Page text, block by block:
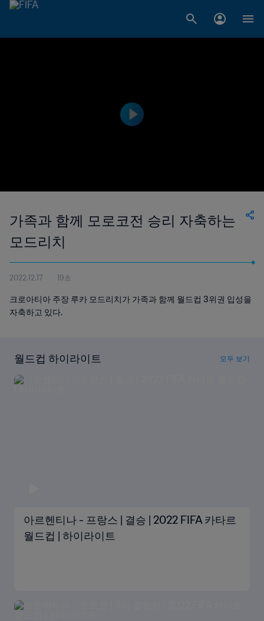
가족과 함께 모로코전 승리 자축하는
모드리치
2022.12.17 19초
크로아티아 주장 루카 모드리치가 가족과 함께 월드컵 3위권 입성을
자축하고 있다.
월드컵 하이라이트 모두 보기
아르헨티나 - 프랑스 | 결승 | 2022 FIFA 카타르
월드컵 | 하이라이트